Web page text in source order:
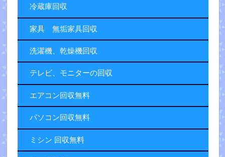
冷蔵庫回収
家具 無垢家具回収
洗濯機、乾燥機回収
テレビ、モニターの回収
エアコン回収無料
パソコン回収無料
ミシン 回収無料